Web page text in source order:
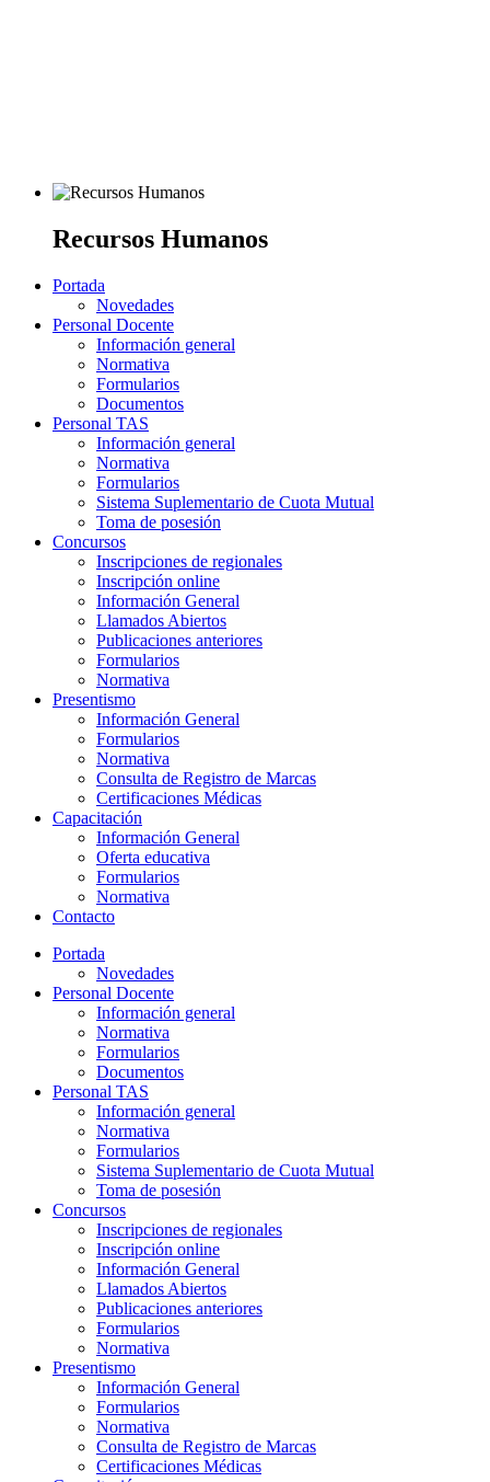
Recursos Humanos
Portada
Novedades
Personal Docente
Información general
Normativa
Formularios
Documentos
Personal TAS
Información general
Normativa
Formularios
Sistema Suplementario de Cuota Mutual
Toma de posesión
Concursos
Inscripciones de regionales
Inscripción online
Información General
Llamados Abiertos
Publicaciones anteriores
Formularios
Normativa
Presentismo
Información General
Formularios
Normativa
Consulta de Registro de Marcas
Certificaciones Médicas
Capacitación
Información General
Oferta educativa
Formularios
Normativa
Contacto
Portada
Novedades
Personal Docente
Información general
Normativa
Formularios
Documentos
Personal TAS
Información general
Normativa
Formularios
Sistema Suplementario de Cuota Mutual
Toma de posesión
Concursos
Inscripciones de regionales
Inscripción online
Información General
Llamados Abiertos
Publicaciones anteriores
Formularios
Normativa
Presentismo
Información General
Formularios
Normativa
Consulta de Registro de Marcas
Certificaciones Médicas